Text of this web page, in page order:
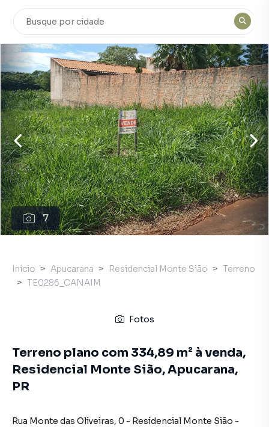
7
Início Apucarana Residencial Monte Sião
Terreno
TE0286_CANAIM
Fotos
Terreno plano com 334,89 m² à venda,
Residencial Monte Sião, Apucarana,
PR
Rua Monte das Oliveiras, 0 - Residencial Monte Sião -